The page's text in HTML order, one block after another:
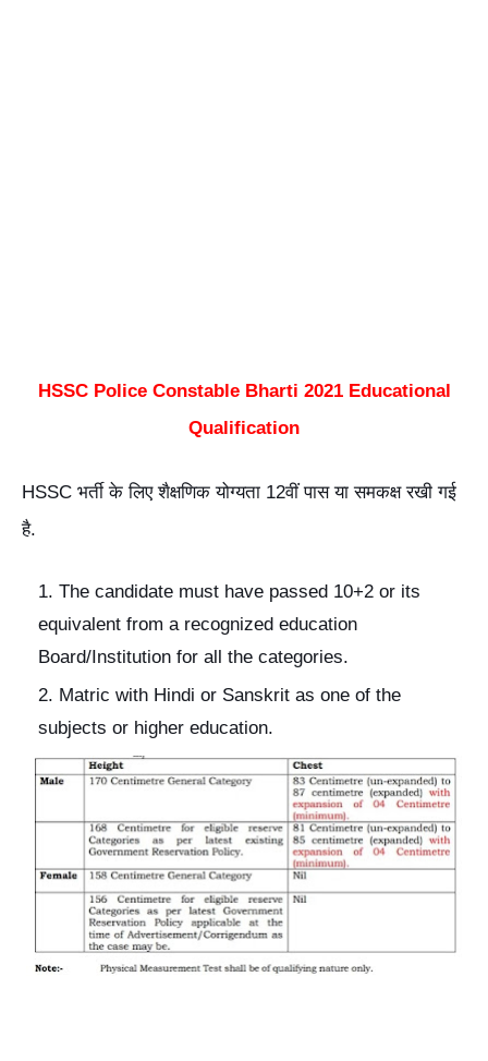
HSSC Police Constable Bharti 2021 Educational
Qualification
HSSC भर्ती के लिए शैक्षणिक योग्यता 12वीं पास या समकक्ष रखी गई
है.
The candidate must have passed 10+2 or its
equivalent from a recognized education
Board/Institution for all the categories.
Matric with Hindi or Sanskrit as one of the
subjects or higher education.